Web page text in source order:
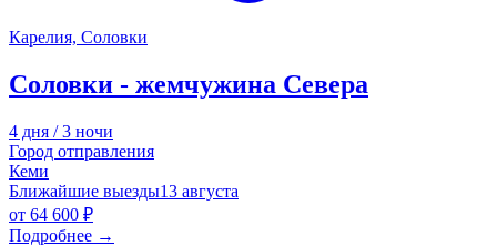
Карелия, Соловки
Соловки - жемчужина Севера
4 дня / 3 ночи
Город отправления
Кеми
Ближайшие выезды13 августа
от 64 600 ₽
Подробнее →